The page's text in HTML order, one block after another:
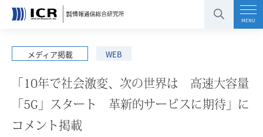
MENU
メディア掲載 WEB
「10年で社会激変、次の世界は 高速大容量
「5G」スタート 革新的サービスに期待」に
コメント掲載